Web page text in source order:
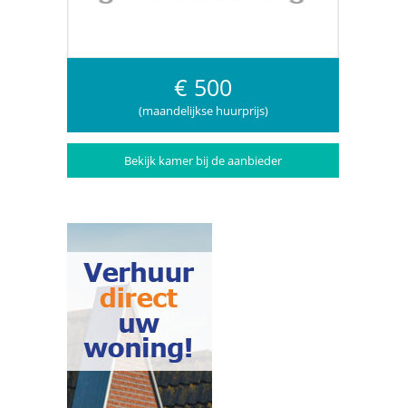
€ 500
(maandelijkse huurprijs)
Bekijk kamer bij de aanbieder